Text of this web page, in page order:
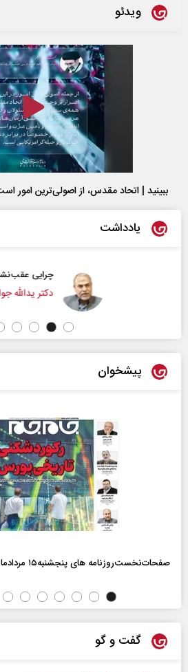
ویدئو
ببینید | اتحاد مقدس، از اصولی‌ترین امور
یادداشت
چرایی عقب‌نشینی ترامپ؟
دکتر یدالله جوانی -
پیشخوان
صفحات‌نخست‌روزنامه ها‌ی پنجشنبه‌۱۵ مردادماه
گفت و گو